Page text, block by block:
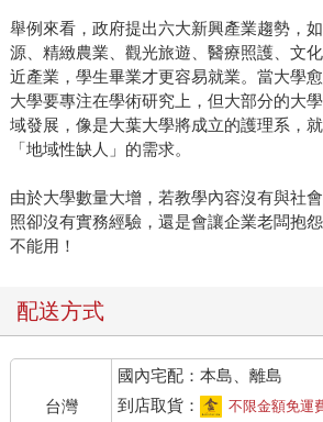
舉例來看，政府提出六大新興產業趨勢，
源、精緻農業、觀光旅遊、醫療照護、文
近產業，學生畢業才更容易就業。當大學
大學要專注在學術研究上，但大部分的大
域發展，像是大葉大學將成立的護理系，
「地域性缺人」的需求。
由於大學數量大增，若教學內容沒有與社
照卻沒有實務經驗，還是會讓企業老闆抱
不能用！
配送方式
台灣
國內宅配：本島、離島
到店取貨：
不限金額免運